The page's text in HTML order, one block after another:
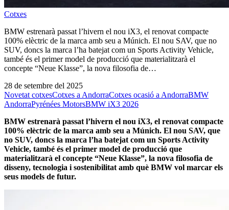
Cotxes
BMW estrenarà passat l’hivern el nou iX3, el renovat compacte
100% elèctric de la marca amb seu a Múnich. El nou SAV, que no
SUV, doncs la marca l’ha batejat com un Sports Activity Vehicle,
també és el primer model de producció que materialitzarà el
concepte “Neue Klasse”, la nova filosofia de…
28 de setembre del 2025
Novetat cotxesCotxes a AndorraCotxes ocasió a AndorraBMW
AndorraPyrénées MotorsBMW iX3 2026
BMW estrenarà passat l’hivern el nou iX3, el renovat compacte
100% elèctric de la marca amb seu a Múnich. El nou SAV, que
no SUV, doncs la marca l’ha batejat com un Sports Activity
Vehicle, també és el primer model de producció que
materialitzarà el concepte “Neue Klasse”, la nova filosofia de
disseny, tecnologia i sostenibilitat amb què BMW vol marcar els
seus models de futur.